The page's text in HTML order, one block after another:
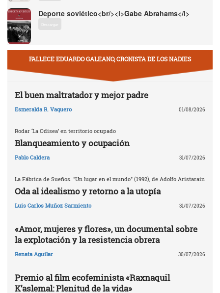
Deporte soviético<br/><i>Gabe Abrahams</i>
Descargar
FALLECE EDUARDO GALEANO, CRONISTA DE LOS NADIES
El buen maltratador y mejor padre
Esmeralda R. Vaquero 01/08/2026
Rodar ‘La Odisea’ en territorio ocupado
Blanqueamiento y ocupación
Pablo Caldera 31/07/2026
La Fábrica de Sueños. "Un lugar en el mundo" (1992), de Adolfo Aristarain
Oda al idealismo y retorno a la utopía
Luis Carlos Muñoz Sarmiento 31/07/2026
«Amor, mujeres y flores», un documental sobre
la explotación y la resistencia obrera
Renata Aguilar 30/07/2026
Premio al film ecofeminista «Raxnaquil
K’aslemal: Plenitud de la vida»